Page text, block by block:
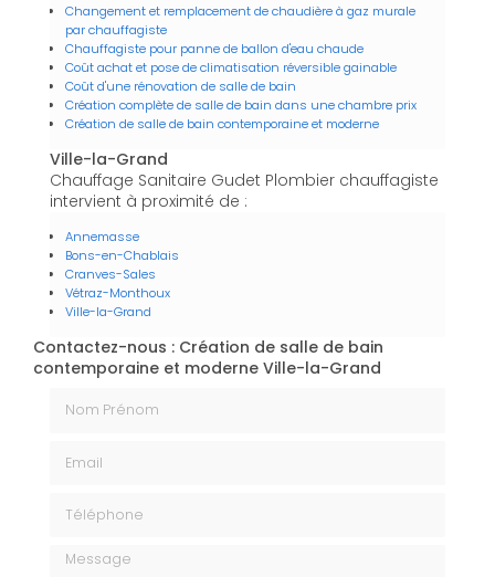
Changement et remplacement de chaudière à gaz murale
par chauffagiste
Chauffagiste pour panne de ballon d'eau chaude
Coût achat et pose de climatisation réversible gainable
Coût d'une rénovation de salle de bain
Création complète de salle de bain dans une chambre prix
Création de salle de bain contemporaine et moderne
Ville-la-Grand
Chauffage Sanitaire Gudet Plombier chauffagiste
intervient à proximité de :
Annemasse
Bons-en-Chablais
Cranves-Sales
Vétraz-Monthoux
Ville-la-Grand
Contactez-nous : Création de salle de bain
contemporaine et moderne Ville-la-Grand
Message